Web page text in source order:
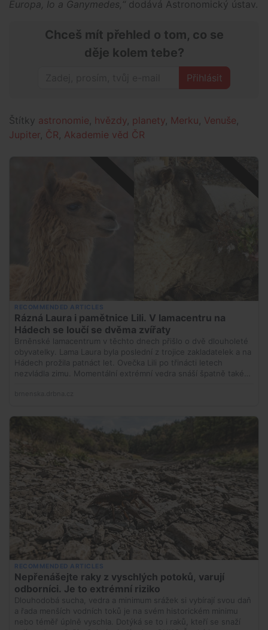
Europa, Io a Ganymedes,“ dodává Astronomický ústav.
Chceš mít přehled o tom, co se
děje kolem tebe?
Přihlásit
Štítky astronomie hvězdy planety Merku Venuše
Jupiter ČR Akademie věd ČR